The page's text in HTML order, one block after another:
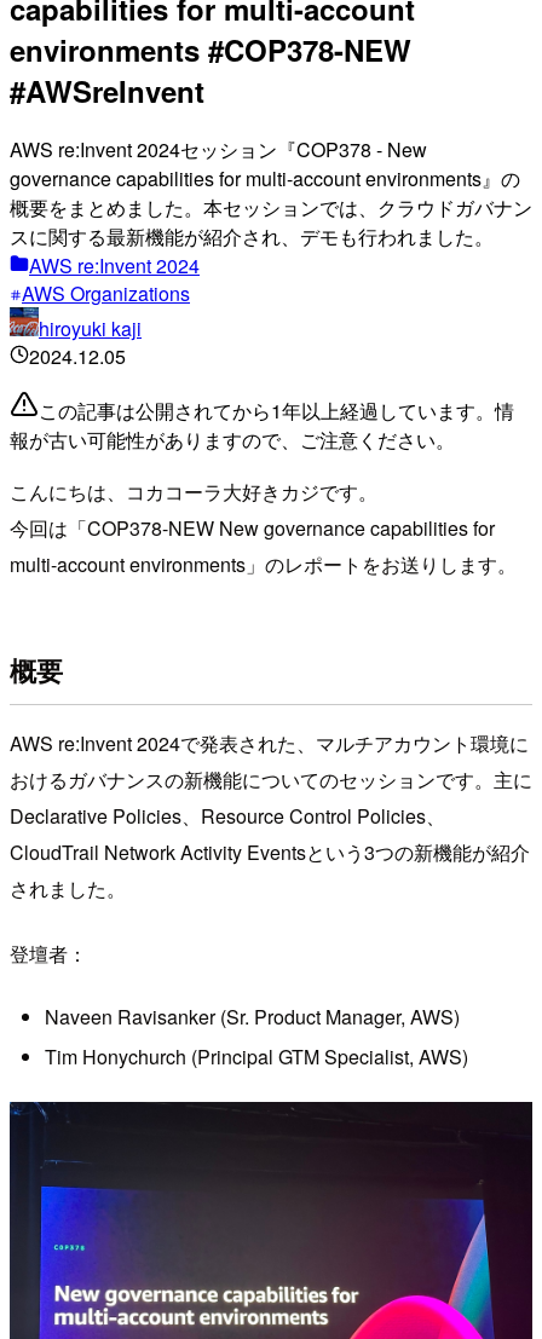
environments #COP378-NEW
#AWSreInvent
AWS re:Invent 2024セッション『COP378 - New
governance capabilities for multi-account environments』の
概要をまとめました。本セッションでは、クラウドガバナン
スに関する最新機能が紹介され、デモも行われました。
AWS re:Invent 2024
AWS Organizations
hiroyuki kaji
2024.12.05
この記事は公開されてから1年以上経過しています。情
報が古い可能性がありますので、ご注意ください。
こんにちは、コカコーラ大好きカジです。
今回は「COP378-NEW New governance capabilities for
multi-account environments」のレポートをお送りします。
概要
AWS re:Invent 2024で発表された、マルチアカウント環境に
おけるガバナンスの新機能についてのセッションです。主に
Declarative Policies、Resource Control Policies、
CloudTrail Network Activity Eventsという3つの新機能が紹介
されました。
登壇者：
Naveen Ravisanker (Sr. Product Manager, AWS)
Tim Honychurch (Principal GTM Specialist, AWS)